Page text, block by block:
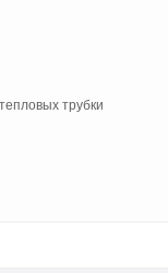
трубки